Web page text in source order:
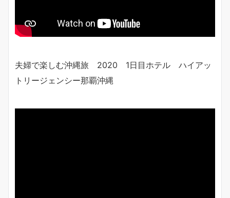
夫婦で楽しむ沖縄旅 2020 1日目ホテル ハイアッ
トリージェンシー那覇沖縄